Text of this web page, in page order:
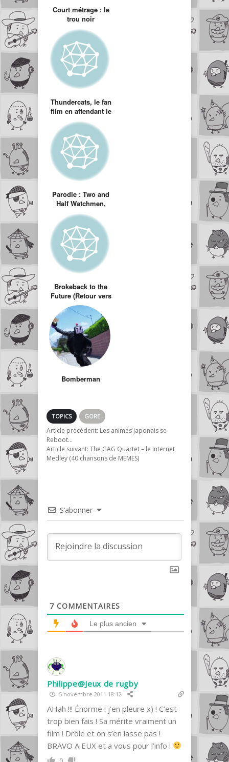
Court métrage : le
trou noir
Thundercats, le fan
film en attendant le
vrai film
Parodie : Two and
Half Watchmen,
Watchmen version
Brokeback to the
Future (Retour vers
le futur version
Brokeback
mountain)
Bomberman
TOPICS GORE
Article précédent: Les animés japonais se
Reboot…
Article suivant: The GAG Quartet – le Internet
Medley (40 chansons de MEMES)
S’abonner
7 COMMENTAIRES
Le plus ancien
Philippe@Jeux de rugby
5 novembre 2011 18:12
AHah !!! Énorme ! j’en pleure x) ! C’est
trop bien fais ! Sa mérite vraiment un
film ! Drôle et on s’en lasse pas !
BRAVO A EUX et a vous pour l’info !